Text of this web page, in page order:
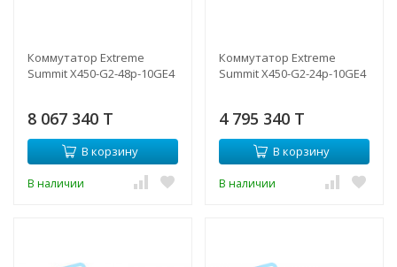
Коммутатор Extreme
Summit X450-G2-48p-10GE4
8 067 340 T
В корзину
В наличии
Коммутатор Extreme
Summit X450-G2-24p-10GE4
4 795 340 T
В корзину
В наличии